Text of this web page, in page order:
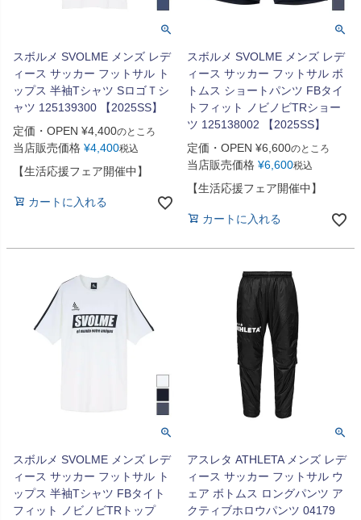
スボルメ SVOLME メンズ レデ
ィース サッカー フットサル ト
ップス 半袖Tシャツ SロゴＴシ
ャツ 125139300 【2025SS】
定価・OPEN ¥4,400のところ
当店販売価格 ¥4,400税込
【生活応援フェア開催中】
カートに入れる
スボルメ SVOLME メンズ レデ
ィース サッカー フットサル ボ
トムス ショートパンツ FBタイ
トフィット ノビノビTRショー
ツ 125138002 【2025SS】
定価・OPEN ¥6,600のところ
当店販売価格 ¥6,600税込
【生活応援フェア開催中】
カートに入れる
スボルメ SVOLME メンズ レデ
ィース サッカー フットサル ト
ップス 半袖Tシャツ FBタイト
フィット ノビノビTRトップ
アスレタ ATHLETA メンズ レデ
ィース サッカー フットサル ウ
ェア ボトムス ロングパンツ ア
クティブホロウパンツ 04179